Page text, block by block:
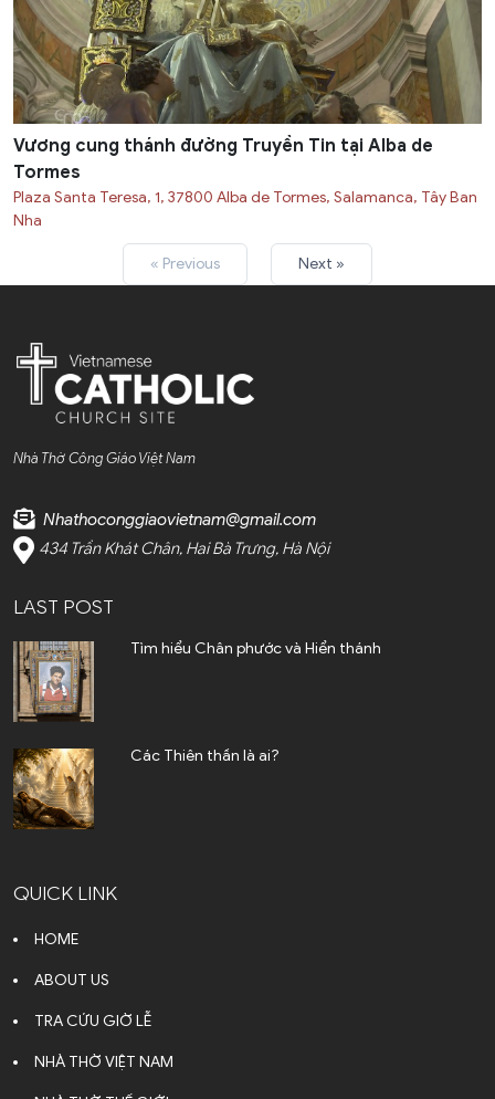
Vương cung thánh đường Truyền Tin tại Alba de
Tormes
Plaza Santa Teresa, 1, 37800 Alba de Tormes, Salamanca, Tây Ban
Nha
« Previous Next »
Nhà Thờ Công Giáo Việt Nam
Nhathoconggiaovietnam@gmail.com
434 Trần Khát Chân, Hai Bà Trưng, Hà Nội
LAST POST
Tìm hiểu Chân phước và Hiển thánh
Các Thiên thần là ai?
QUICK LINK
HOME
ABOUT US
TRA CỨU GIỜ LỄ
NHÀ THỜ VIỆT NAM